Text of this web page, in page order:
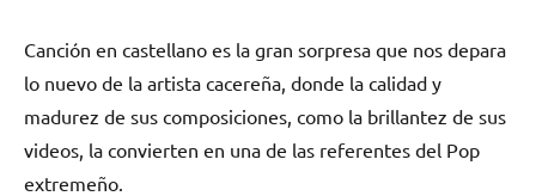
Canción en castellano es la gran sorpresa que nos depara
lo nuevo de la artista cacereña, donde la calidad y
madurez de sus composiciones, como la brillantez de sus
videos, la convierten en una de las referentes del Pop
extremeño.